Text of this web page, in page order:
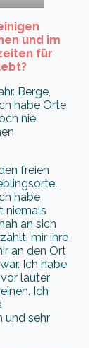
und im
für
Berge,
habe Orte
nie
freien
habe
niemals
an sich
mir ihre
an den Ort
Ich habe
lauter
Ich
und sehr